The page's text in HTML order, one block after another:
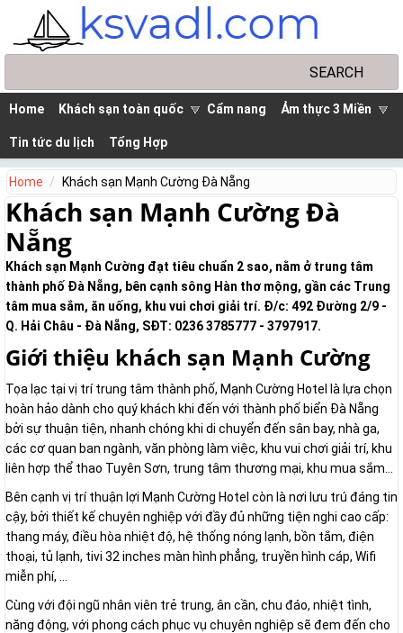
Skip to main content
Home Khách sạn toàn quốc Cẩm nang Ảm thực 3 Miền
Tin tức du lịch Tổng Hợp
Home Khách sạn Mạnh Cường Đà Nẵng
Khách sạn Mạnh Cường Đà
Nẵng
Khách sạn Mạnh Cường đạt tiêu chuẩn 2 sao, nằm ở trung tâm
thành phố Đà Nẵng, bên cạnh sông Hàn thơ mộng, gần các Trung
tâm mua sắm, ăn uống, khu vui chơi giải trí. Đ/c: 492 Đường 2/9 -
Q. Hải Châu - Đà Nẵng, SĐT: 0236 3785777 - 3797917.
Giới thiệu khách sạn Mạnh Cường
Tọa lạc tại vị trí trung tâm thành phố, Mạnh Cường Hotel là lựa chọn
hoàn hảo dành cho quý khách khi đến với thành phố biển Đà Nẵng
bởi sự thuận tiện, nhanh chóng khi di chuyển đến sân bay, nhà ga,
các cơ quan ban ngành, văn phòng làm việc, khu vui chơi giải trí, khu
liên hợp thể thao Tuyên Sơn, trung tâm thương mại, khu mua sắm…
Bên cạnh vị trí thuận lợi Mạnh Cường Hotel còn là nơi lưu trú đáng tin
cậy, bởi thiết kế chuyên nghiệp với đầy đủ những tiện nghi cao cấp:
thang máy, điều hòa nhiệt độ, hệ thống nóng lạnh, bồn tắm, điện
thoại, tủ lạnh, tivi 32 inches màn hình phẳng, truyền hình cáp, Wifi
miễn phí, …
Cùng với đội ngũ nhân viên trẻ trung, ân cần, chu đáo, nhiệt tình,
năng động, với phong cách phục vụ chuyên nghiệp sẽ đem đến cho